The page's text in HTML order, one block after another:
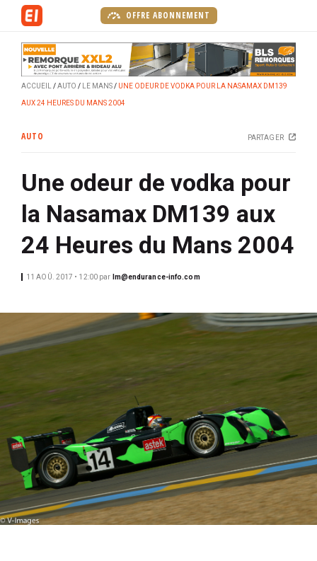
c
p
OFFRE ABONNEMENT
ACCUEIL AUTO LE MANS UNE ODEUR DE VODKA POUR LA NASAMAX DM139
AUX 24 HEURES DU MANS 2004
AUTO PARTAGER
Une odeur de vodka pour
la Nasamax DM139 aux
24 Heures du Mans 2004
11 AOÛ. 2017 • 12:00 par lm@endurance-info.com